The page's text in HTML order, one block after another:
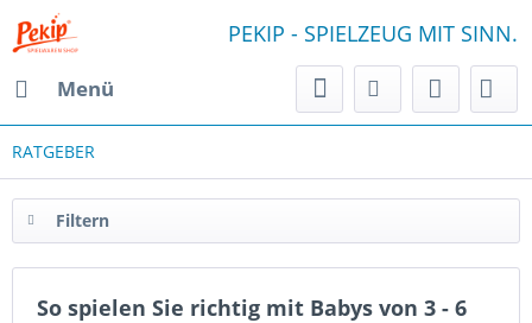
Menü
PEKIP - SPIELZEUG MIT SINN.
RATGEBER
Filtern
So spielen Sie richtig mit Babys von 3 - 6